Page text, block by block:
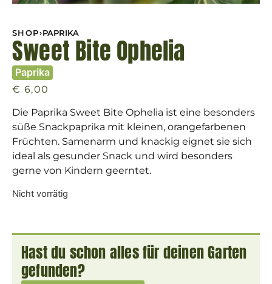
SHOP›PAPRIKA
Sweet Bite Ophelia
Paprika
€ 6,00
Die Paprika Sweet Bite Ophelia ist eine besonders
süße Snackpaprika mit kleinen, orangefarbenen
Früchten. Samenarm und knackig eignet sie sich
ideal als gesunder Snack und wird besonders
gerne von Kindern geerntet.
Nicht vorrätig
Hast du schon alles für deinen Garten
gefunden?